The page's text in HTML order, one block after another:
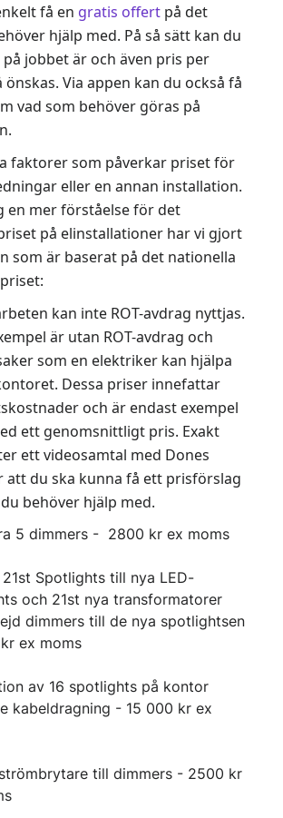
få en gratis offert på det
hjälp med. På så sätt kan du
jobbet är och även pris per
Via appen kan du också få
vad som behöver göras på
faktorer som påverkar priset för
eller en annan installation.
en mer förståelse för det
på elinstallationer har vi gjort
som är baserat på det nationella
kan inte ROT-avdrag nyttjas.
är utan ROT-avdrag och
som en elektriker kan hjälpa
Dessa priser innefattar
och är endast exempel
ett genomsnittligt pris. Exakt
ett videosamtal med Dones
att du ska kunna få ett prisförslag
behöver hjälp med.
5 dimmers - 2800 kr ex moms
Spotlights till nya LED-
och 21st nya transformatorer
dimmers till de nya spotlightsen
ex moms
av 16 spotlights på kontor
kabeldragning - 15 000 kr ex
till dimmers - 2500 kr